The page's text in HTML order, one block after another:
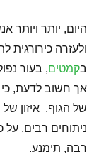
היום, יותר ויותר
ולעזרה כירורגית
בקמטים, בעור
אך חשוב לדעת, כי
של הגוף. איזון
ניתוחים רבים, על
רבה, תימנע.